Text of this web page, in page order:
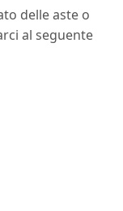
delle aste o
al seguente